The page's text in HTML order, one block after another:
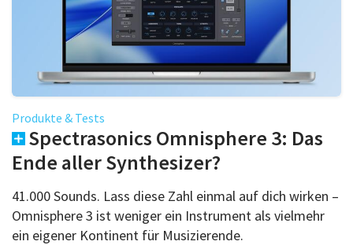
Produkte & Tests
Spectrasonics Omnisphere 3: Das
Ende aller Synthesizer?
41.000 Sounds. Lass diese Zahl einmal auf dich wirken –
Omnisphere 3 ist weniger ein Instrument als vielmehr
ein eigener Kontinent für Musizierende.